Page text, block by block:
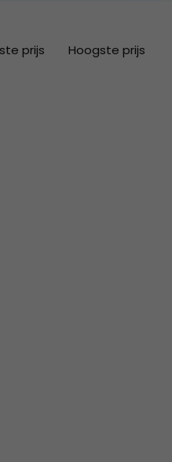
prijs Hoogste prijs